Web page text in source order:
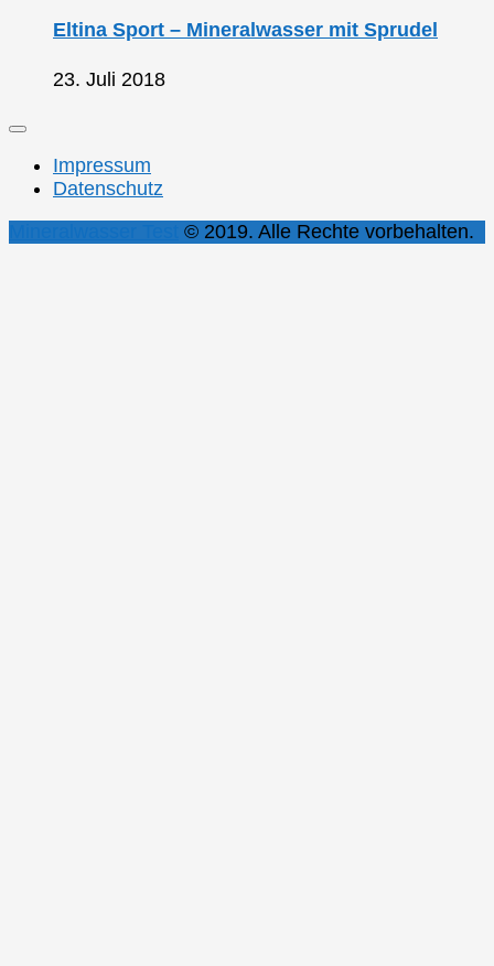
Eltina Sport – Mineralwasser mit Sprudel
23. Juli 2018
Impressum
Datenschutz
© 2019. Alle Rechte vorbehalten.